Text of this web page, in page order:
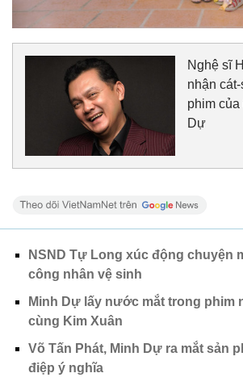
Nghệ sĩ
nhận
phim
Dự
NSND Tự Long xúc động chuyện
công nhân vệ sinh
Minh Dự lấy nước mắt trong phim
cùng Kim Xuân
Võ Tấn Phát, Minh Dự ra mắt sản
điệp ý nghĩa